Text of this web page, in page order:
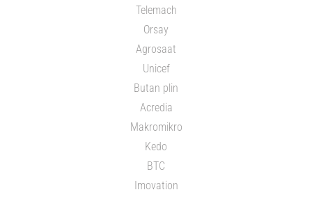
Telemach
Orsay
Agrosaat
Unicef
Butan plin
Acredia
Makromikro
Kedo
BTC
Imovation